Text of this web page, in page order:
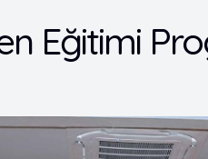
Eğitimi